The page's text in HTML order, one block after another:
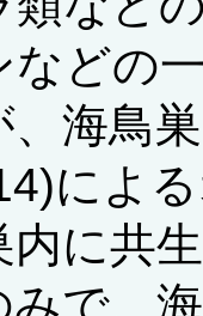
などの
海鳥
によ
に共
で、